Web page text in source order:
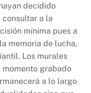
decidido
a la
mínima pues a
memoria de lucha,
Los murales
momento grabado
a lo largo